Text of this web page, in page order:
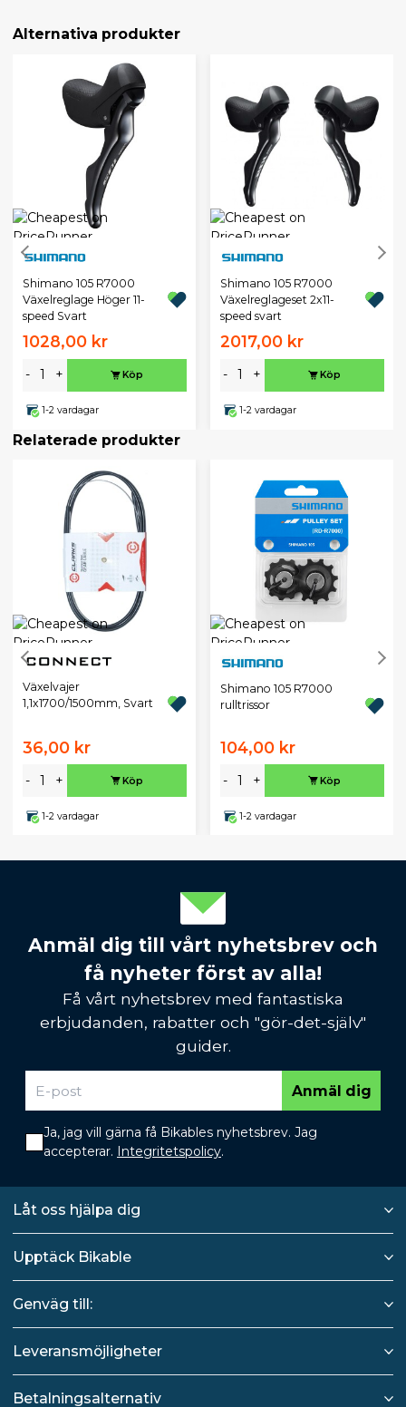
Alternativa produkter
Shimano 105 R7000
Växelreglage Höger 11-
speed Svart
1028,00 kr
- + Köp
1-2 vardagar
Shimano 105 R7000
Växelreglageset 2x11-
speed svart
2017,00 kr
- + Köp
1-2 vardagar
Relaterade produkter
Växelvajer
1,1x1700/1500mm, Svart
36,00 kr
- + Köp
1-2 vardagar
Shimano 105 R7000
rulltrissor
104,00 kr
- + Köp
1-2 vardagar
Anmäl dig till vårt nyhetsbrev och
få nyheter först av alla!
Få vårt nyhetsbrev med fantastiska
erbjudanden, rabatter och "gör-det-själv"
guider.
Anmäl dig
Ja, jag vill gärna få Bikables nyhetsbrev. Jag
accepterar. Integritetspolicy.
Låt oss hjälpa dig
Upptäck Bikable
Genväg till:
Leveransmöjligheter
Betalningsalternativ